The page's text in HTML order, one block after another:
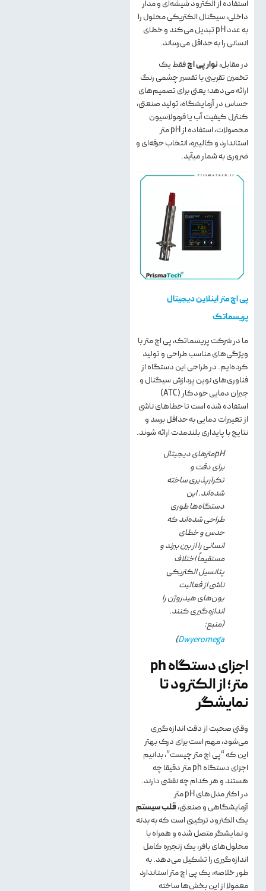
استفاده از الکترود شیشه‌ای و مدار
داخلی، سیگنال الکتریکی محلول را
به عدد pH تبدیل می‌کند و خطای
انسانی را به حداقل می‌رساند.
در مقابل،نوار پی اچفقط یک
تخمین تقریبی با تفسیر چشمی رنگ
ارائه می‌دهد؛ یعنی برای تصمیم‌های
حساس در آزمایشگاه، تولید صنعتی،
کنترل کیفیت آب یا فرمولاسیون
محصولات، استفاده از pH متر
استاندارد و کالیبره، انتخاب حرفه‌ای و
ضروری به شمار می­آید.
پی اچ متر اینلاین دیجیتال
پریسماتک
ما در شرکت پریسماتک، پی اچ متر با
ویژگی‌های مناسب طراحی و تولید
کرده‌ایم. در طراحی این دستگاه از
فناوری‌های نوین پردازش سیگنال و
جبران دمایی خودکار (ATC)
استفاده شده است تا خطاهای ناشی
از تغییرات دمایی به حداقل برسد و
نتایج با پایداری بلندمدت ارائه شوند.
pH‌مترهای دیجیتال
برای دقت و
تکرارپذیری ساخته
شده‌اند. این
دستگاه‌ها طوری
طراحی شده‌اند که
حدس و خطای
انسانی را از بین ببرند و
مستقیماً اختلاف
پتانسیل الکتریکی
ناشی از فعالیت
یون‌های هیدروژن را
اندازه‌گیری کنند.
(منبع:
Dwyeromega
)
اجزای دستگاه ph
متر؛ از الکترود تا
نمایشگر
وقتی صحبت از دقت اندازه‌گیری
می‌شود، مهم است برای درک بهتر
این که “پی اچ متر چیست”، بدانیم
اجزای دستگاه ph متر دقیقا چه
هستند و هر کدام چه نقشی دارند.
در اکثر مدل‌های pH متر
آزمایشگاهی و صنعتی،قلب سیستم
یک الکترود ترکیبی است که به بدنه
و نمایشگر متصل شده و همراه با
محلول‌های بافر، یک زنجیره کامل
اندازه‌گیری را تشکیل می‌دهد. به
طور خلاصه، یک پی اچ متر استاندارد
معمولا از این بخش‌ها ساخته